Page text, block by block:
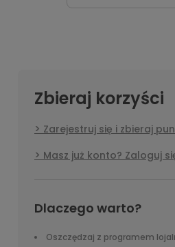
Zbieraj korzyści
Zarejestruj się i zbieraj
Masz już konto? Zaloguj
Dlaczego warto?
Oszczędzaj z programem